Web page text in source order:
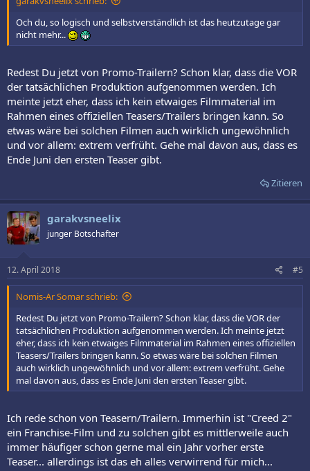
Och du, so logisch und selbstverständlich ist das heutzutage gar
nicht mehr...
Redest Du jetzt von Promo-Trailern? Schon klar, dass die VOR
der tatsächlichen Produktion aufgenommen werden. Ich
meinte jetzt eher, dass ich kein etwaiges Filmmaterial im
Rahmen eines offiziellen Teasers/Trailers bringen kann. So
etwas wäre bei solchen Filmen auch wirklich ungewöhnlich
und vor allem: extrem verfrüht. Gehe mal davon aus, dass es
Ende Juni den ersten Teaser gibt.
Zitieren
garakvsneelix
junger Botschafter
12. April 2018 #5
Nomis-Ar Somar schrieb:
Redest Du jetzt von Promo-Trailern? Schon klar, dass die VOR der
tatsächlichen Produktion aufgenommen werden. Ich meinte jetzt
eher, dass ich kein etwaiges Filmmaterial im Rahmen eines offiziellen
Teasers/Trailers bringen kann. So etwas wäre bei solchen Filmen
auch wirklich ungewöhnlich und vor allem: extrem verfrüht. Gehe
mal davon aus, dass es Ende Juni den ersten Teaser gibt.
Ich rede schon von Teasern/Trailern. Immerhin ist "Creed 2"
ein Franchise-Film und zu solchen gibt es mittlerweile auch
immer häufiger schon gerne mal ein Jahr vorher erste
Teaser... allerdings ist das eh alles verwirrend für mich...